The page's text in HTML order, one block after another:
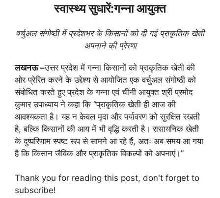
स्वास्थ्य सुधारें:गन्ना आयुक्त
वर्चुअल संगोष्ठी में प्रदेशभर के किसानों को दी गई प्राकृतिक खेती
अपनाने की प्रेरणा
लखनऊ –उत्तर प्रदेश में गन्ना किसानों को प्राकृतिक खेती की
ओर प्रेरित करने के उद्देश्य से आयोजित एक वर्चुअल संगोष्ठी को
संबोधित करते हुए प्रदेश के गन्ना एवं चीनी आयुक्त श्री प्रमोद
कुमार उपाध्याय ने कहा कि “प्राकृतिक खेती ही आज की
आवश्यकता है। यह न केवल मृदा और पर्यावरण को सुरक्षित रखती
है, बल्कि किसानों की आय में भी वृद्धि करती है। रासायनिक खेती
के दुष्परिणाम स्पष्ट रूप से सामने आ रहे हैं, अतः अब समय आ गया
है कि किसान जैविक और प्राकृतिक विकल्पों को अपनाएं।”
Thank you for reading this post, don't forget to
subscribe!